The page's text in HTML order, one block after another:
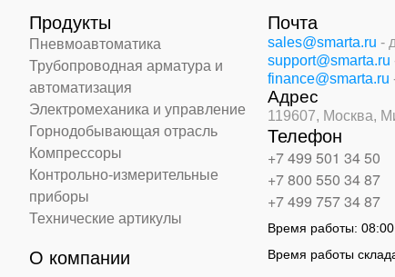
Продукты
Пневмоавтоматика
Трубопроводная арматура и
автоматизация
Электромеханика и управление
Горнодобывающая отрасль
Компрессоры
Контрольно-измерительные
приборы
Технические артикулы
О компании
Почта
sales@smarta.ru -
support@smarta.ru
finance@smarta.ru
Адрес
119607, Москва,
Телефон
+7 499 501 34 50
+7 800 550 34 87
+7 499 757 34 87
Время работы:
Время работы